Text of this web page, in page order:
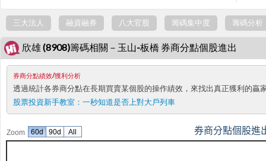
三大法人 融資融券 八大官股 籌碼集中度 籌碼分析
欣雄 (8908)籌碼相關－玉山-板橋 券商分點個股進出
券商分點績效/獲利分析
透過統計各券商分點在長期買賣某個股的操作績效，來找出真正獲利的
股票投資新手教室： 一秒知道是否上對大戶列車
Zoom 券商分點個股進
60d 90d All